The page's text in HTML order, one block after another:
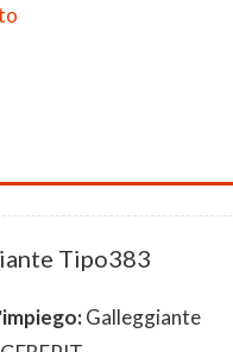
Tipo383
Galleggiante